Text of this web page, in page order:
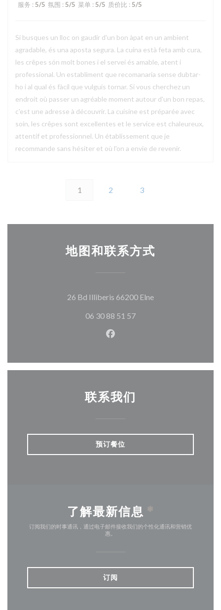
服务 : 5/5 氛围 : 5/5 菜单 : 5/5 质价比 : 5/5
Si busques un lloc on gaudir d'un bon àpat en un ambient
agradable, és una aposta segura. La cuina està feta amb cura,
les crêpes són molt bones i el servei és amable, atent i
professional. Un establiment que recomanaria sense dubtar-
ho i al qual és fàcil que vulguis tornar. Si vous cherchez un
endroit où passer un agréable moment autour d'un bon repas,
c'est une adresse à découvrir. La cuisine est préparée avec
soin, les crêpes sont excellentes et le service est chaleureux,
attentif et professionnel. Un établissement que je
recommande sans hésiter et où l'on a envie de revenir.
1 2 3
地图和联系方式
26 Bd Illiberis 66200 Elne((在新窗口中打开))
06 30 88 51 57
Facebook ((在新窗口中打开
联系我们
预订餐位
了解最新信息 *
订阅我们的时事通讯，通过电子邮件接收我们的个性化通讯和营销优
惠。
订阅